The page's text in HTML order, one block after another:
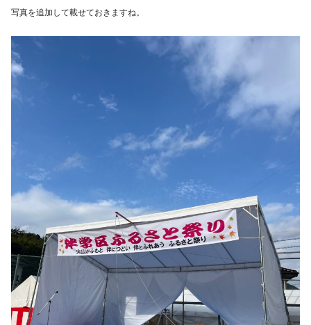
写真を追加して載せておきますね。